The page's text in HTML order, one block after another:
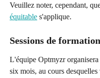
Veuillez noter, cependant,
équitable s'applique.
Sessions de
L'équipe Optmyzr organisera
six mois, au cours